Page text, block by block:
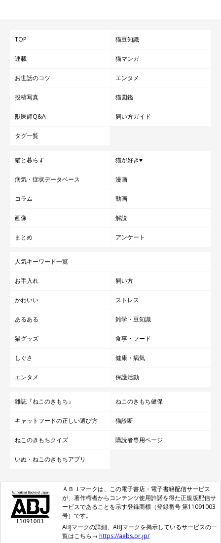
TOP 猫豆知識
連載 猫マンガ
お世話のコツ エンタメ
投稿写真 猫図鑑
獣医師Q&A 飼い方ガイド
タグ一覧
猫と暮らす 猫が好き♥
病気・症状データベース 漫画
コラム 動画
画像 解説
まとめ アンケート
人気キーワード一覧
お手入れ 飼い方
かわいい ストレス
あるある 雑学・豆知識
猫グッズ 食事・フード
しぐさ 健康・病気
エンタメ 保護活動
雑誌『ねこのきもち』 ねこのきもち健保
キャットフードの正しい選び方 猫診断
ねこのきもちクイズ 購読者専用ページ
いぬ・ねこのきもちアプリ
ＡＢＪマークは、この電子書店・電子書籍配信サービス
が、著作権者からコンテンツ使用許諾を得た正規版配信サ
ービスであることを示す登録商標（登録番号 第11091003
号）です。
ABJマークの詳細、ABJマークを掲示しているサービスの一
覧はこちら→ https://aebs.or.jp/